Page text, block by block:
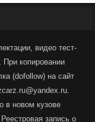
видео тест-
При копировании
(dofollow) на сайт
в новом кузове
запись о